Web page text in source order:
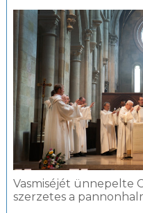
Vasmiséjét ünnepelte
szerzetes a